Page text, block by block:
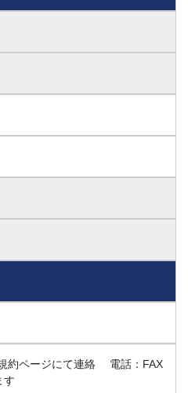
約ページにて連絡 電話：FAX
す